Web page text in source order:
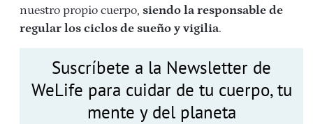
nuestro propio cuerpo, siendo la responsable de
regular los ciclos de sueño y vigilia.
Suscríbete a la Newsletter de
WeLife para cuidar de tu cuerpo, tu
mente y del planeta